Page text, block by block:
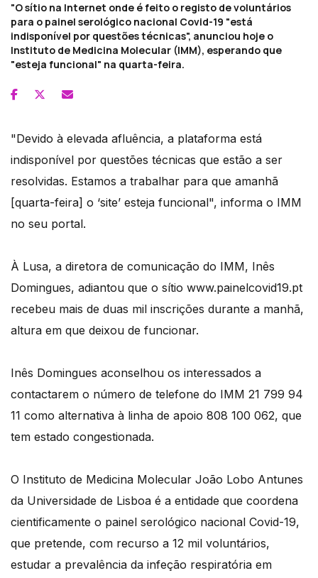
"O sítio na Internet onde é feito o registo de voluntários
para o painel serológico nacional Covid-19 "está
indisponível por questões técnicas", anunciou hoje o
Instituto de Medicina Molecular (IMM), esperando que
"esteja funcional" na quarta-feira.
"Devido à elevada afluência, a plataforma está
indisponível por questões técnicas que estão a ser
resolvidas. Estamos a trabalhar para que amanhã
[quarta-feira] o ‘site’ esteja funcional", informa o IMM
no seu portal.
À Lusa, a diretora de comunicação do IMM, Inês
Domingues, adiantou que o sítio www.painelcovid19.pt
recebeu mais de duas mil inscrições durante a manhã,
altura em que deixou de funcionar.
Inês Domingues aconselhou os interessados a
contactarem o número de telefone do IMM 21 799 94
11 como alternativa à linha de apoio 808 100 062, que
tem estado congestionada.
O Instituto de Medicina Molecular João Lobo Antunes
da Universidade de Lisboa é a entidade que coordena
cientificamente o painel serológico nacional Covid-19,
que pretende, com recurso a 12 mil voluntários,
estudar a prevalência da infeção respiratória em